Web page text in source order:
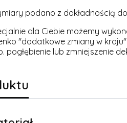
podano z dokładnością
dla Ciebie możemy
"dodatkowe zmiany w
pogłębienie lub zmniejszenie